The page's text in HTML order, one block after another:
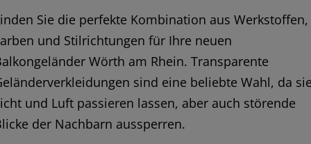
Sie die perfekte Kombination aus Werkstoffen,
und Stilrichtungen für Ihre neuen
Wörth am Rhein. Transparente
sind eine beliebte Wahl, da
und Luft passieren lassen, aber auch störende
der Nachbarn aussperren.